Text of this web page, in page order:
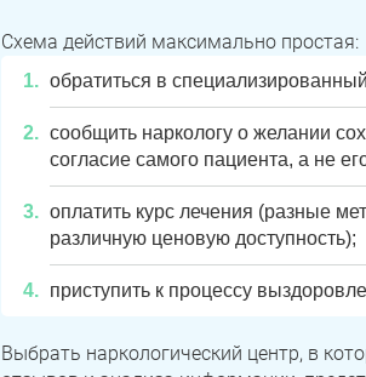
Схема действий максимально простая:
обратиться в
сообщить наркологу о желании
согласие самого пациента, а не
оплатить курс лечения (разные
различную ценовую доступность);
приступить к процессу
Выбрать наркологический центр, в